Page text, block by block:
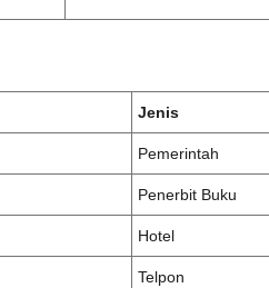
Jenis
Pemerintah
Penerbit Buku
Hotel
Telpon